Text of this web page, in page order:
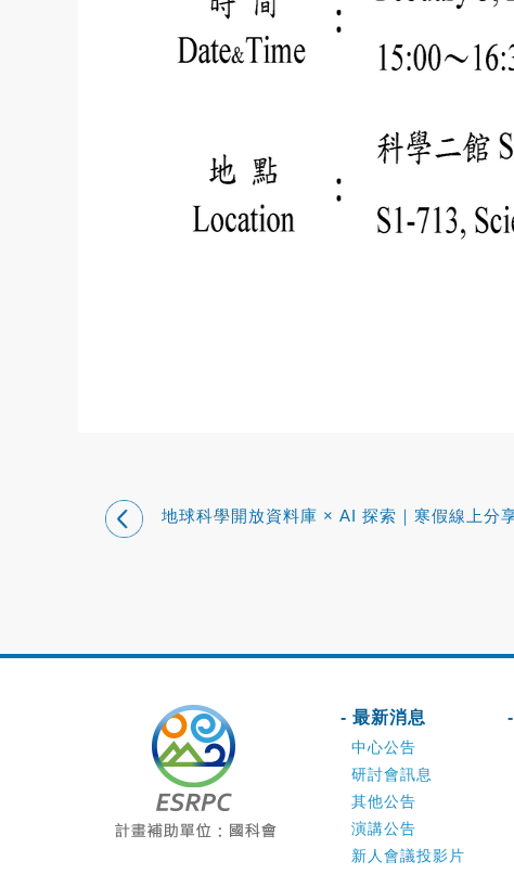
地球科學開放資料庫 × AI 探索｜寒假線上分
- 最新消息
中心公告
研討會訊息
其他公告
演講公告
新人會議投影片